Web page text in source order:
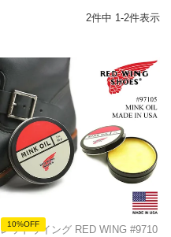
2件中 1-2件表示
10%OFF
レッドウイング RED WING #9710